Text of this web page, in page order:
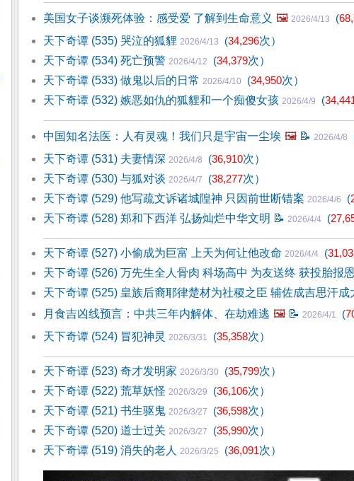
美国女子谈濒死体验：感受爱 了解到生命意义 🖼️ 2026/4/13 (
天下奇谭 (535) 哭泣的狐貍 2026/4/13 (34,296次）
天下奇谭 (534) 死亡预警 2026/4/12 (34,379次）
天下奇谭 (533) 做鬼以后的日常 2026/4/10 (34,950次）
天下奇谭 (532) 嫉恶如仇的狐貍和一个痴傻女孩 2026/4/9 (
中国知名法医：人有灵魂！我们只是宇宙一尘埃 🖼️ 📝 2026/4/8
天下奇谭 (531) 夫妻情深 2026/4/8 (36,910次）
天下奇谭 (530) 与狐对谈 2026/4/7 (38,277次）
天下奇谭 (529) 他写疏文诉诸城隍神 只因前世断错案 2026/4/6 (
天下奇谭 (528) 郑和下西洋 弘扬灿烂中华文明 📝 2026/4/4 (
天下奇谭 (527) 小偷成为巨富 上天为何让他改命 2026/4/4 (
天下奇谭 (526) 万先生全人骨肉 科场高中 为友送终 获投胎报恩
天下奇谭 (525) 皇族后裔耶律楚材为社稷之臣 辅佐成吉思汗成
月食吉凶线预言：中共三年内解体、在劫难逃 🖼️ 📝 2026/4/1 (
天下奇谭 (524) 冒犯神灵 2026/3/31 (35,358次）
天下奇谭 (523) 奇才发明家 2026/3/30 (35,799次）
天下奇谭 (522) 荒草妖怪 2026/3/29 (36,106次）
天下奇谭 (521) 书生驱鬼 2026/3/27 (36,598次）
天下奇谭 (520) 道士过关 2026/3/27 (35,990次）
天下奇谭 (519) 消失的老人 2026/3/25 (36,091次）